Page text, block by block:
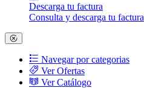
Descarga tu factura
Consulta y descarga tu factura
Navegar por categorias
Ver Ofertas
Ver Catálogo